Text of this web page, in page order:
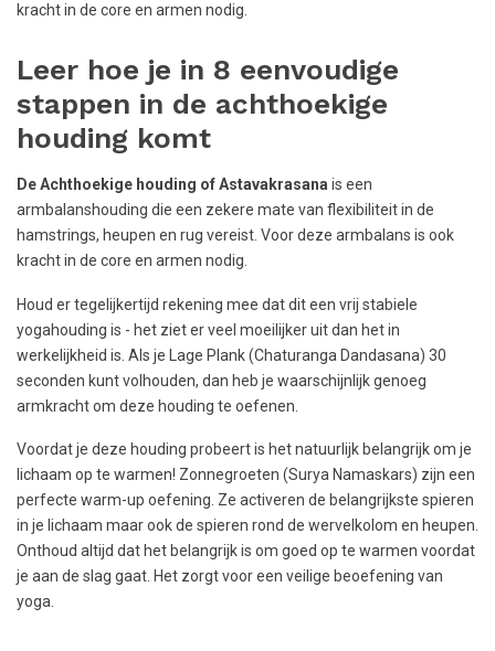
kracht in de core en armen nodig.
Leer hoe je in 8 eenvoudige
stappen in de achthoekige
houding komt
De Achthoekige houding of Astavakrasana is een
armbalanshouding die een zekere mate van flexibiliteit in de
hamstrings, heupen en rug vereist. Voor deze armbalans is ook
kracht in de core en armen nodig.
Houd er tegelijkertijd rekening mee dat dit een vrij stabiele
yogahouding is - het ziet er veel moeilijker uit dan het in
werkelijkheid is. Als je Lage Plank (Chaturanga Dandasana) 30
seconden kunt volhouden, dan heb je waarschijnlijk genoeg
armkracht om deze houding te oefenen.
Voordat je deze houding probeert is het natuurlijk belangrijk om je
lichaam op te warmen! Zonnegroeten (Surya Namaskars) zijn een
perfecte warm-up oefening. Ze activeren de belangrijkste spieren
in je lichaam maar ook de spieren rond de wervelkolom en heupen.
Onthoud altijd dat het belangrijk is om goed op te warmen voordat
je aan de slag gaat. Het zorgt voor een veilige beoefening van
yoga.